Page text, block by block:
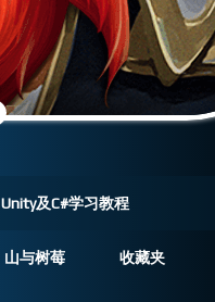
Unity及C#学习教程
山与树莓 收藏夹